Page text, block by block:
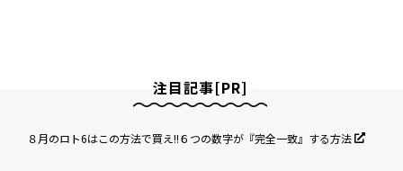
注目記事[PR]
８月のロト6はこの方法で買え!!６つの数字が『完全一致』する方法